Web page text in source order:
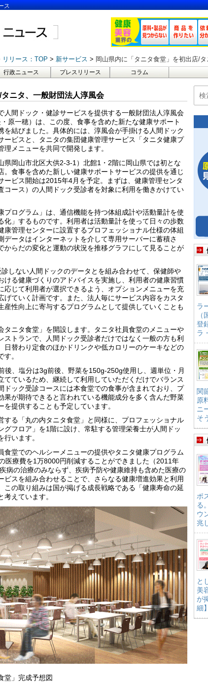
ス
リリース：TOP 新サービス 岡山県内に「タニタ食堂」を初出店/
行政ニュース プレスリリース コラム
ニタ、一般財団法人淳風会
人間ドック・健診サービスを提供する一般財団法人淳風会
原一穂）は、この度、食事を含めた新たな健康サポート
結びました。具体的には、淳風会が手掛ける人間ドック
ービスと、タニタの集団健康管理サービス「タニタ健康プ
メニューを共同で開発します。
県岡山市北区大供2-3-1）北館1・2階に岡山県では初とな
食事を含めた新しい健康サポートサービスの提供を通じ
ビス開始は2015年4月を予定。まずは、健康管理センタ
コース）の人間ドック受診者を対象に利用を働きかけてい
プログラム」は、通信機能を持つ体組成計や活動量計を使
化」するものです。利用者は活動量計を使って日々の歩数
管理センターに設置するプロフェッショナル仕様の体組
ータはインターネットを介して専用サーバーに蓄積さ
からだの変化と運動の状況を推移グラフにして見ることが
しない人間ドックのデータとを組み合わせて、保健師や
ける健康づくりのアドバイスを実施し、利用者の健康習慣
応じて利用者が選択できるよう、オプションメニューを充
ていく計画です。また、法人毎にサービス内容をカスタ
性向上に寄与するプログラムとして提供していくことも
タニタ食堂」を開設します。タニタ社員食堂のメニューや
トランで、人間ドック受診者だけではなく一般の方も利
日替わり定食のほかドリンクや低カロリーのケーキなどの
。
後、塩分は3g前後、野菜を150g-250g使用し、週単位・月
ているため、継続して利用していただくだけでバランス
ドック受診コースには本食堂での食事が含まれており、プ
果が期待できると言われている機能成分を多く含んだ野菜
を提供することも予定しています。
する「丸の内タニタ食堂」と同様に、プロフェッショナル
フロア」を1階に設け、常駐する管理栄養士が人間ドッ
います。
食堂でのヘルシーメニューの提供やタニタ健康プログラム
医療費を1万8000円削減することができました（2011年
病の治療のみならず、疾病予防や健康維持も含めた医療の
スを組み合わせることで、さらなる健康増進効果と利用
の取り組みは国が掲げる成長戦略である「健康寿命の延
えています。
堂」完成予想図
ラ
登
ラ
関
原
ニ
そ
ポ
る
ウ
兆
と
美
が
細】